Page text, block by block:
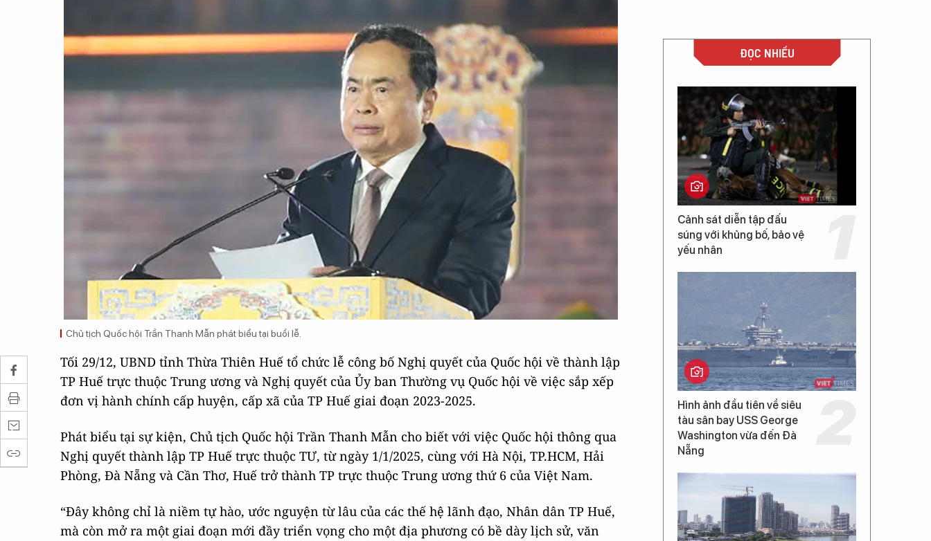
Chủ tịch Quốc hội Trần Thanh Mẫn phát biểu tại buổi lễ.
Tối 29/12, UBND tỉnh Thừa Thiên Huế tổ chức lễ công bố Nghị quyết của Quốc hội về thành lập
TP Huế trực thuộc Trung ương và Nghị quyết của Ủy ban Thường vụ Quốc hội về việc sắp xếp
đơn vị hành chính cấp huyện, cấp xã của TP Huế giai đoạn 2023-2025.
Phát biểu tại sự kiện, Chủ tịch Quốc hội Trần Thanh Mẫn cho biết với việc Quốc hội thông qua
Nghị quyết thành lập TP Huế trực thuộc TƯ, từ ngày 1/1/2025, cùng với Hà Nội, TP.HCM, Hải
Phòng, Đà Nẵng và Cần Thơ, Huế trở thành TP trực thuộc Trung ương thứ 6 của Việt Nam.
“Đây không chỉ là niềm tự hào, ước nguyện từ lâu của các thế hệ lãnh đạo, Nhân dân TP Huế,
mà còn mở ra một giai đoạn mới đầy triển vọng cho một địa phương có bề dày lịch sử, văn
ĐỌC NHIỀU
Cảnh sát diễn tập đấu
súng với khủng bố, bảo vệ
yếu nhân
Hình ảnh đầu tiên về siêu
tàu sân bay USS George
Washington vừa đến Đà
Nẵng